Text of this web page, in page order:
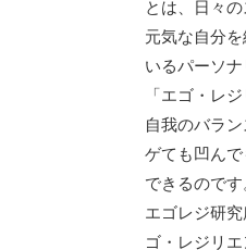
とは、日々
元気な自分
いるパーソナ
「エゴ・レ
自我のバラ
ゲても凹ん
できるのです
エゴレジ研
ゴ・レジリ